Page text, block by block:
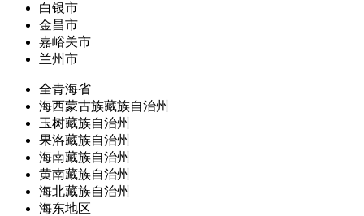
白银市
金昌市
嘉峪关市
兰州市
全青海省
海西蒙古族藏族自治州
玉树藏族自治州
果洛藏族自治州
海南藏族自治州
黄南藏族自治州
海北藏族自治州
海东地区